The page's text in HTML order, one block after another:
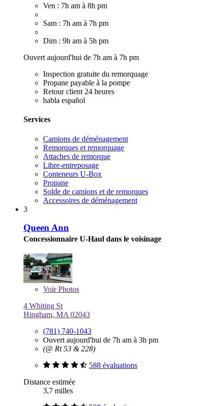
Ven : 7h am à 8h pm
Sam : 7h am à 7h pm
Dim : 9h am à 5h pm
Ouvert aujourd'hui de 7h am à 7h pm
Inspection gratuite du remorquage
Propane payable à la pompe
Retour client 24 heures
habla español
Services
Camions de déménagement
Remorques et remorquage
Attaches de remorque
Libre-entreposage
Conteneurs U-Box
Propane
Solde de camions et de remorques
Accessoires de déménagement
3
Queen Ann
Concessionnaire U-Haul dans le voisinage
VoirPhotos
4 Whiting St
Hingham, MA 02043
(781) 740-1043
Ouvert aujourd'hui de 7h am à 3h pm
(@ Rt 53 & 228)
588 évaluations
Distance estimée
3,7 milles